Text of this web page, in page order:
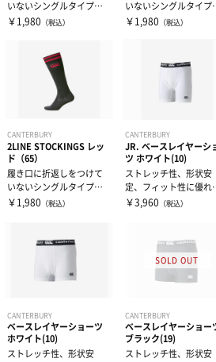
いないシングルタイプの
定番ソリッドカラースト
￥1,980 （税込）
いないシングルタイプ
定番2ラインストッキン
￥1,980 （税込）
CANTERBURY
2LINE STOCKINGS レッ
ド（65）
履き口に折返しをつけて
いないシングルタイプの
定番2ラインストッキング
￥1,980 （税込）
CANTERBURY
JR. ベースレイヤーシ
ツ ホワイト(10)
ストレッチ性、形状安
定、フィット性に優れ
YCRA（ライクラ）素材
￥3,960 （税込）
CANTERBURY
ベースレイヤーショーツ
ホワイト(10)
ストレッチ性、形状安
CANTERBURY
ベースレイヤーショー
ブラック(19)
ストレッチ性、形状安